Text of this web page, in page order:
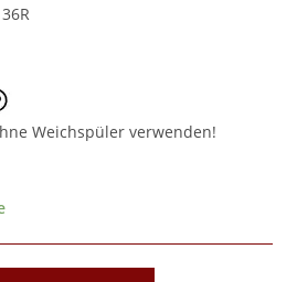
Weichspüler verwenden!